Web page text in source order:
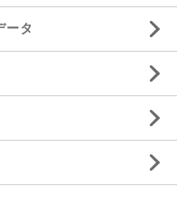
ータ